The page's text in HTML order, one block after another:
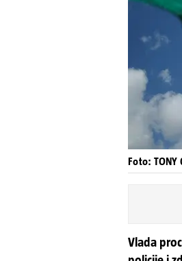
Foto: TONY
Vlada